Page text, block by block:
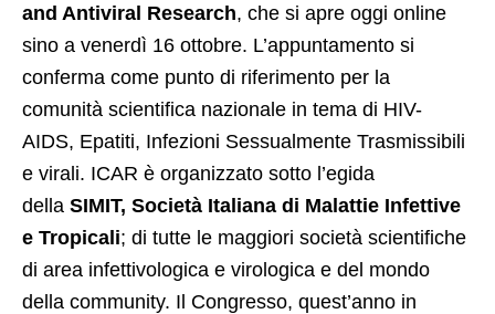
and Antiviral Research, che si apre oggi online
sino a venerdì 16 ottobre. L’appuntamento si
conferma come punto di riferimento per la
comunità scientifica nazionale in tema di HIV-
AIDS, Epatiti, Infezioni Sessualmente Trasmissibili
e virali. ICAR è organizzato sotto l’egida
della SIMIT, Società Italiana di Malattie Infettive
e Tropicali; di tutte le maggiori società scientifiche
di area infettivologica e virologica e del mondo
della community. Il Congresso, quest’anno in